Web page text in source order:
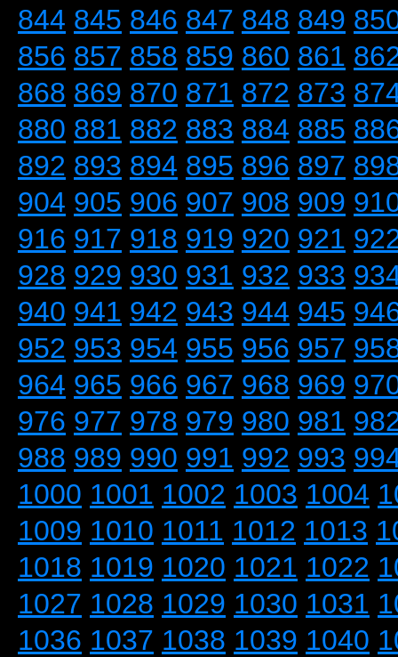
844 845 846 847 848 849
856 857 858 859 860 861
868 869 870 871 872 873
880 881 882 883 884 885
892 893 894 895 896 897
904 905 906 907 908 909
916 917 918 919 920 921
928 929 930 931 932 933
940 941 942 943 944 945
952 953 954 955 956 957
964 965 966 967 968 969
976 977 978 979 980 981
988 989 990 991 992 993
1000 1001 1002 1003 1004
1009 1010 1011 1012 1013
1018 1019 1020 1021 1022
1027 1028 1029 1030 1031
1036 1037 1038 1039 1040